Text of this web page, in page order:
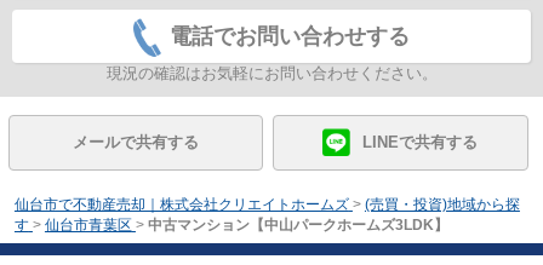
電話でお問い合わせする
現況の確認はお気軽にお問い合わせください。
メールで共有する LINEで共有する
仙台市で不動産売却｜株式会社クリエイトホームズ > (売買・投資)地域から探
す > 仙台市青葉区 > 中古マンション【中山パークホームズ3LDK】